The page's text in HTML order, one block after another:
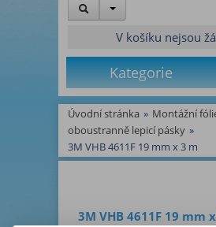
V košíku nejsou
Kategorie
Úvodní stránka » Montážní
oboustranně lepicí pásky »
3M VHB 4611F 19 mm x 3 m
3M VHB 4611F 19 mm